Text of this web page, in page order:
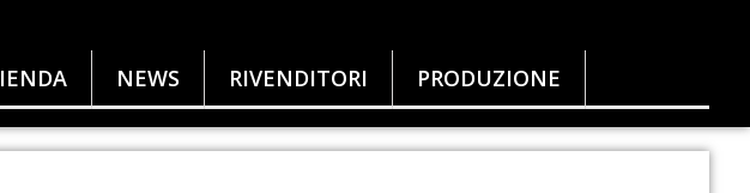
NEWS RIVENDITORI PRODUZIONE